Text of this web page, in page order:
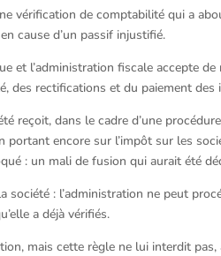
vérification de comptabilité qui a
cause d’un passif injustifié.
et l’administration fiscale accepte
des rectifications et du paiement
reçoit, dans le cadre d’une
portant encore sur l’impôt sur les
: un mali de fusion qui aurait été
société : l’administration ne peut
a déjà vérifiés.
mais cette règle ne lui interdit